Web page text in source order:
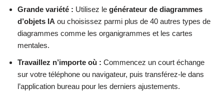
Grande variété : Utilisez le générateur de diagrammes
d’objets IA ou choisissez parmi plus de 40 autres types de
diagrammes comme les organigrammes et les cartes
mentales.
Travaillez n’importe où : Commencez un court échange
sur votre téléphone ou navigateur, puis transférez-le dans
l’application bureau pour les derniers ajustements.